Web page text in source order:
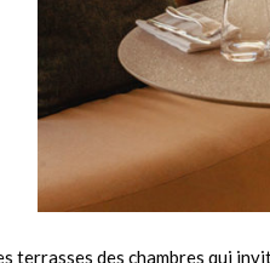
terrasses des chambres qui